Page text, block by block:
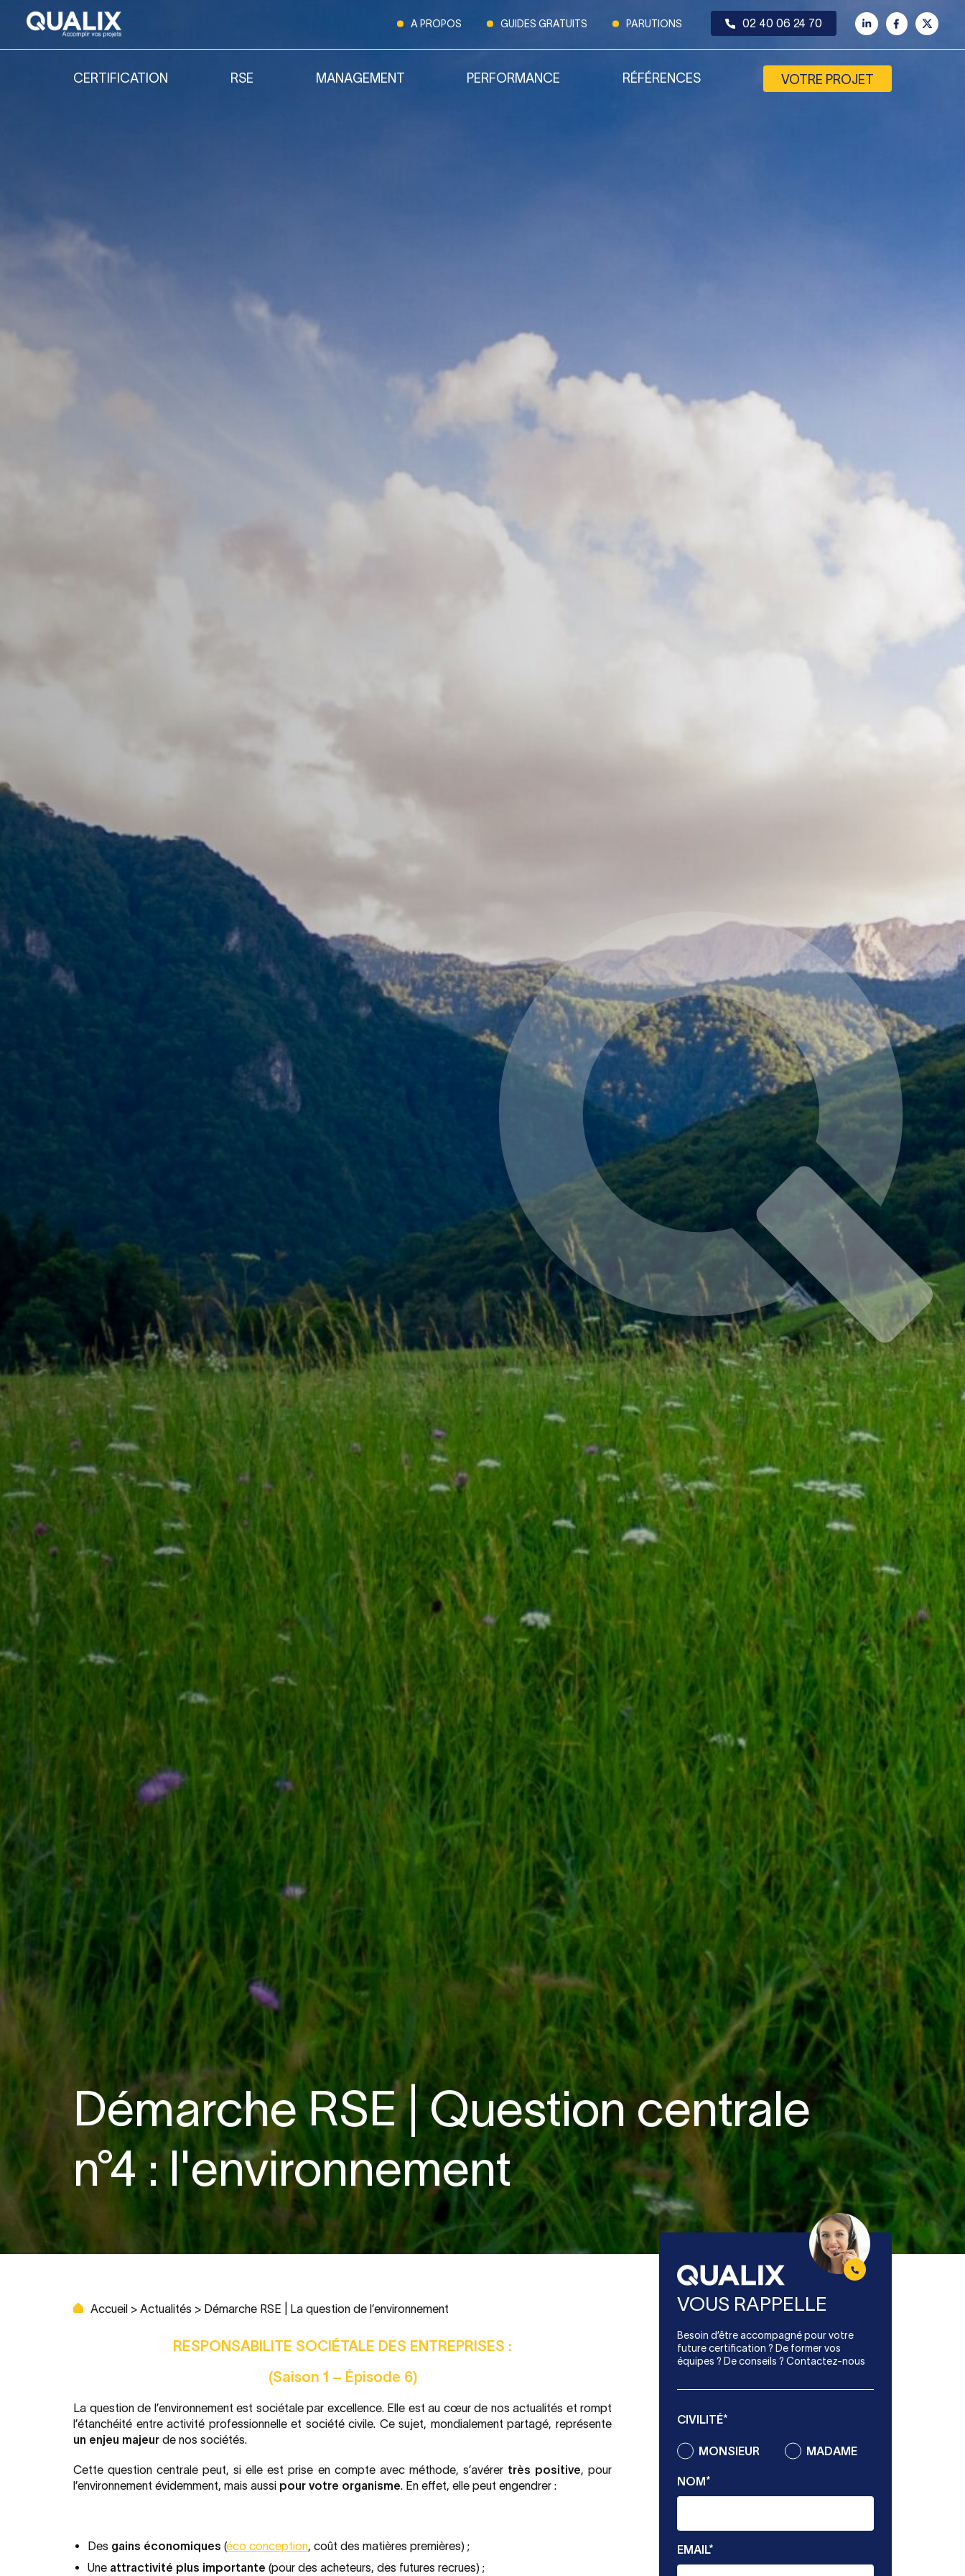
A PROPOS GUIDES GRATUITS PARUTIONS 02 40 06 24 70
CERTIFICATION RSE MANAGEMENT PERFORMANCE RÉFÉRENCES VOTRE PROJET
Démarche RSE | Question centrale
n°4 : l'environnement
Accueil > Actualités > Démarche RSE | La question de l’environnement
RESPONSABILITE SOCIÉTALE DES ENTREPRISES :
(Saison 1 – Épisode 6)
La question de l’environnement est sociétale par excellence. Elle est au cœur de nos actualités et rompt
l’étanchéité entre activité professionnelle et société civile. Ce sujet, mondialement partagé, représente
un enjeu majeur de nos sociétés.
Cette question centrale peut, si elle est prise en compte avec méthode, s’avérer très positive, pour
l’environnement évidemment, mais aussi pour votre organisme. En effet, elle peut engendrer :
Des gains économiques (éco conception, coût des matières premières) ;
Une attractivité plus importante (pour des acheteurs, des futures recrues) ;
VOUS RAPPELLE
Besoin d’être accompagné pour votre
future certification ? De former vos
équipes ? De conseils ? Contactez-nous
CIVILITÉ*
MONSIEUR MADAME
NOM*
EMAIL*